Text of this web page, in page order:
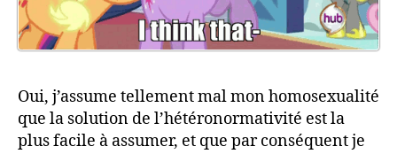
Oui, j’assume tellement mal mon homosexualité
que la solution de l’hétéronormativité est la
plus facile à assumer, et que par conséquent je